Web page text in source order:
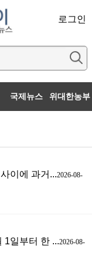
로그인
국제뉴스 위대한농부
이에 과거...2026-08-
1일부터 한 ...2026-08-